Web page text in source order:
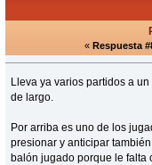
« Respuesta
Lleva ya varios partidos a
de largo.
Por arriba es uno de los
presionar y anticipar
balón jugado porque le falta